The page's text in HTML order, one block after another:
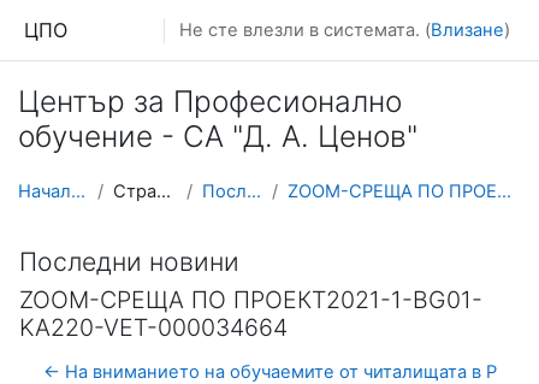
ЦПО Не сте влезли в системата. (Влизане)
Център за Професионално
обучение - СА "Д. А. Ценов"
Начална страница Страници от сайта Последни новини ZOOM-СРЕЩА ПО ПРОЕКТ2021-1-BG01-KA220-VET-000034664
Последни новини
ZOOM-СРЕЩА ПО ПРОЕКТ2021-1-BG01-
KA220-VET-000034664
← На вниманието на обучаемите от читалищата в Р